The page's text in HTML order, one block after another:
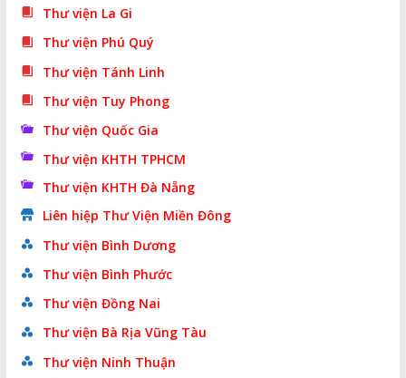
Thư viện La Gi
Thư viện Phú Quý
Thư viện Tánh Linh
Thư viện Tuy Phong
Thư viện Quốc Gia
Thư viện KHTH TPHCM
Thư viện KHTH Đà Nẵng
Liên hiệp Thư Viện Miền Đông
Thư viện Bình Dương
Thư viện Bình Phước
Thư viện Đồng Nai
Thư viện Bà Rịa Vũng Tàu
Thư viện Ninh Thuận